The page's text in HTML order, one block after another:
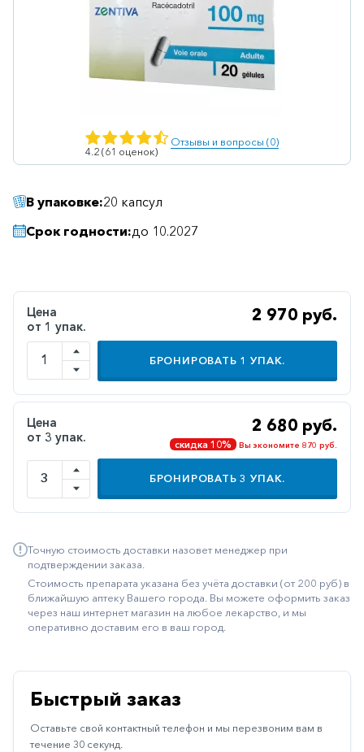
Ветеринарные
Гематологические
Гепатопротекторы
Гинекология
Желудочно-
кишечные
Иммунодепрессанты
Иммуностимуляторы
Метаболизм
Минеральный
обмен
Наружные
Неврологические
Остеопороз
Офтальмология
Противовирусные
Противовоспалительные
4.2 (61 оценок)
Отзывы и вопросы (0)
В упаковке:20 капсул
Срок годности:до 10.2027
Цена
от 1 упак.
2 970 руб.
БРОНИРОВАТЬ 1 УПАК.
Цена
от 3 упак.
2 680 руб.
скидка 10% Вы экономите 870 руб.
БРОНИРОВАТЬ3 УПАК.
Точную стоимость доставки назовет менеджер при
подтверждении заказа.
Стоимость препарата указана без учёта доставки (от 200 руб) в
ближайшую аптеку Вашего города. Вы можете оформить заказ
через наш интернет магазин на любое лекарство, и мы
оперативно доставим его в ваш город.
Быстрый заказ
Оставьте свой контактный телефон и мы перезвоним вам в
течение 30 секунд.